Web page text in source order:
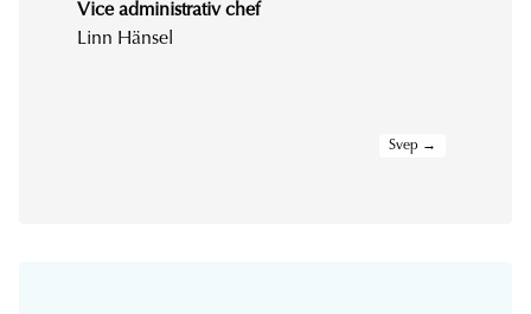
Vice administrativ chef
Linn Hänsel